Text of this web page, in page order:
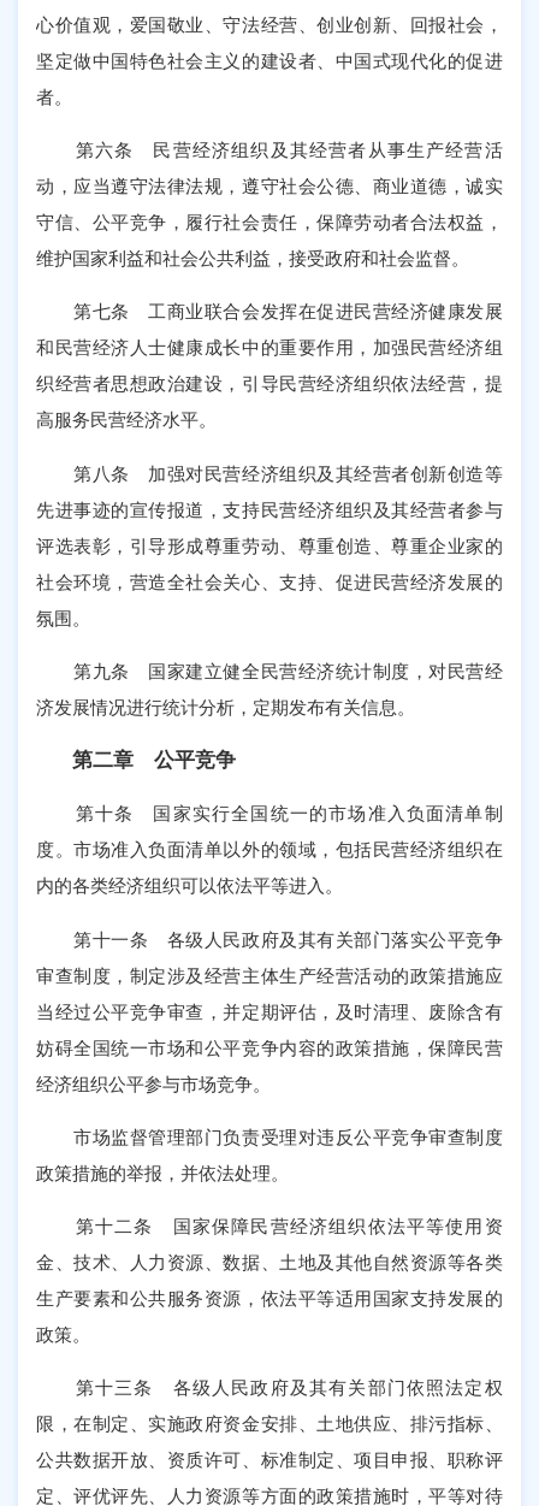
心价值观，爱国敬业、守法经营、创业创新、回报社会，
坚定做中国特色社会主义的建设者、中国式现代化的促进
者。
第六条 民营经济组织及其经营者从事生产经营活
动，应当遵守法律法规，遵守社会公德、商业道德，诚实
守信、公平竞争，履行社会责任，保障劳动者合法权益，
维护国家利益和社会公共利益，接受政府和社会监督。
第七条 工商业联合会发挥在促进民营经济健康发展
和民营经济人士健康成长中的重要作用，加强民营经济组
织经营者思想政治建设，引导民营经济组织依法经营，提
高服务民营经济水平。
第八条 加强对民营经济组织及其经营者创新创造等
先进事迹的宣传报道，支持民营经济组织及其经营者参与
评选表彰，引导形成尊重劳动、尊重创造、尊重企业家的
社会环境，营造全社会关心、支持、促进民营经济发展的
氛围。
第九条 国家建立健全民营经济统计制度，对民营经
济发展情况进行统计分析，定期发布有关信息。
第二章 公平竞争
第十条 国家实行全国统一的市场准入负面清单制
度。市场准入负面清单以外的领域，包括民营经济组织在
内的各类经济组织可以依法平等进入。
第十一条 各级人民政府及其有关部门落实公平竞争
审查制度，制定涉及经营主体生产经营活动的政策措施应
当经过公平竞争审查，并定期评估，及时清理、废除含有
妨碍全国统一市场和公平竞争内容的政策措施，保障民营
经济组织公平参与市场竞争。
市场监督管理部门负责受理对违反公平竞争审查制度
政策措施的举报，并依法处理。
第十二条 国家保障民营经济组织依法平等使用资
金、技术、人力资源、数据、土地及其他自然资源等各类
生产要素和公共服务资源，依法平等适用国家支持发展的
政策。
第十三条 各级人民政府及其有关部门依照法定权
限，在制定、实施政府资金安排、土地供应、排污指标、
公共数据开放、资质许可、标准制定、项目申报、职称评
定、评优评先、人力资源等方面的政策措施时，平等对待